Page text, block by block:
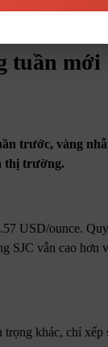
tuần mới
trước, vàng
thị trường.
USD/ounce.
SJC vẫn cao hơn
khác, chỉ